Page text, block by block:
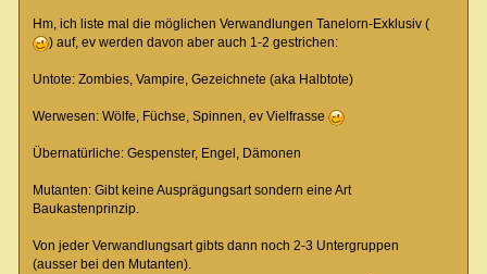
Hm, ich liste mal die möglichen Verwandlungen Tanelorn-Exklusiv (
) auf, ev werden davon aber auch 1-2 gestrichen:
Untote: Zombies, Vampire, Gezeichnete (aka Halbtote)
Werwesen: Wölfe, Füchse, Spinnen, ev Vielfrasse
Übernatürliche: Gespenster, Engel, Dämonen
Mutanten: Gibt keine Ausprägungsart sondern eine Art
Baukastenprinzip.
Von jeder Verwandlungsart gibts dann noch 2-3 Untergruppen
(ausser bei den Mutanten).